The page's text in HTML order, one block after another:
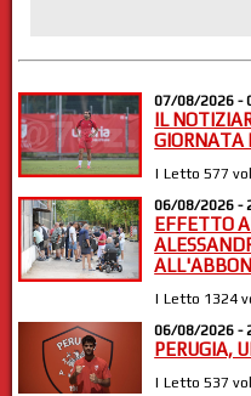
07/08/2026 -
IL
GIORNATA
| Letto 577
06/08/2026 -
EFFETTO
| Letto 1324
06/08/2026 -
PERUGIA,
| Letto 537